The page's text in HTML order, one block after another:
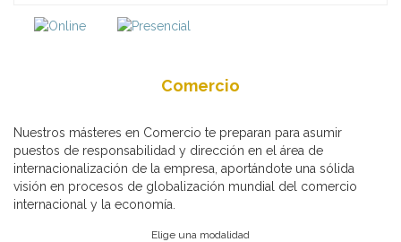
Comercio
Nuestros másteres en Comercio te preparan para asumir
puestos de responsabilidad y dirección en el área de
internacionalización de la empresa, aportándote una sólida
visión en procesos de globalización mundial del comercio
internacional y la economía.
Elige una modalidad